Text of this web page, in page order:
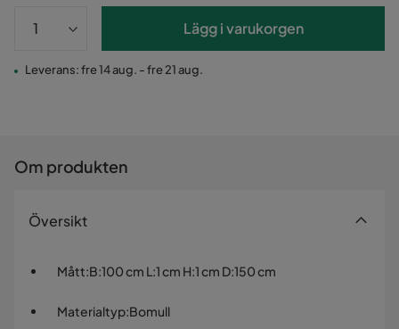
Lägg i varukorgen
Leverans: fre 14 aug. - fre 21 aug.
Om produkten
Översikt
Mått:B:100 cm L:1 cm H:1 cm D:150 cm
Materialtyp:Bomull